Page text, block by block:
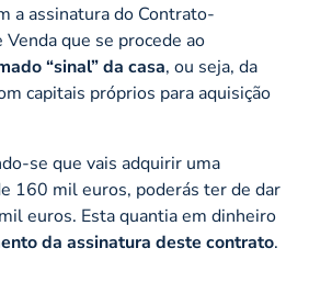
a assinatura do Contrato-
Venda que se procede ao
“sinal” da casa, ou seja, da
capitais próprios para aquisição
se que vais adquirir uma
160 mil euros, poderás ter de dar
euros. Esta quantia em dinheiro
da assinatura deste contrato.